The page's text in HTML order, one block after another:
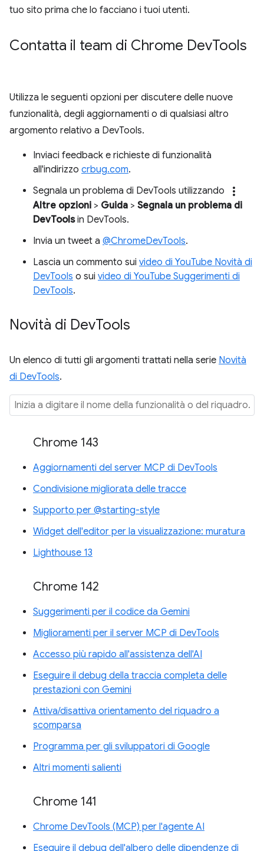
tuo sito prima che lo facciano i tuoi utenti.
Contatta il team di Chrome DevTools
Utilizza le seguenti opzioni per discutere delle nuove
funzionalità, degli aggiornamenti o di qualsiasi altro
argomento relativo a DevTools.
Inviaci feedback e richieste di funzionalità
all'indirizzo crbug.com.
Segnala un problema di DevTools utilizzando
more_vert
Altre opzioni > Guida > Segnala un problema di
DevToolsin DevTools.
Invia un tweet a @ChromeDevTools.
Lascia un commento sui video di YouTube Novità di
DevTools o sui video di YouTube Suggerimenti di
DevTools.
Novità di DevTools
Un elenco di tutti gli argomenti trattati nella serie Novità
di DevTools.
Chrome 143
Aggiornamenti del server MCP di DevTools
Condivisione migliorata delle tracce
Supporto per @starting-style
Widget dell'editor per la visualizzazione: muratura
Lighthouse 13
Chrome 142
Suggerimenti per il codice da Gemini
Miglioramenti per il server MCP di DevTools
Accesso più rapido all'assistenza dell'AI
Eseguire il debug della traccia completa delle
prestazioni con Gemini
Attiva/disattiva orientamento del riquadro a
scomparsa
Programma per gli sviluppatori di Google
Altri momenti salienti
Chrome 141
Chrome DevTools (MCP) per l'agente AI
Eseguire il debug dell'albero delle dipendenze di